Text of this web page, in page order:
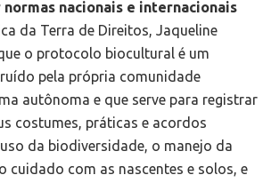
normas nacionais e internacionais
da Terra de Direitos, Jaqueline
o protocolo biocultural é um
pela própria comunidade
autônoma e que serve para registrar
costumes, práticas e acordos
da biodiversidade, o manejo da
cuidado com as nascentes e solos, e